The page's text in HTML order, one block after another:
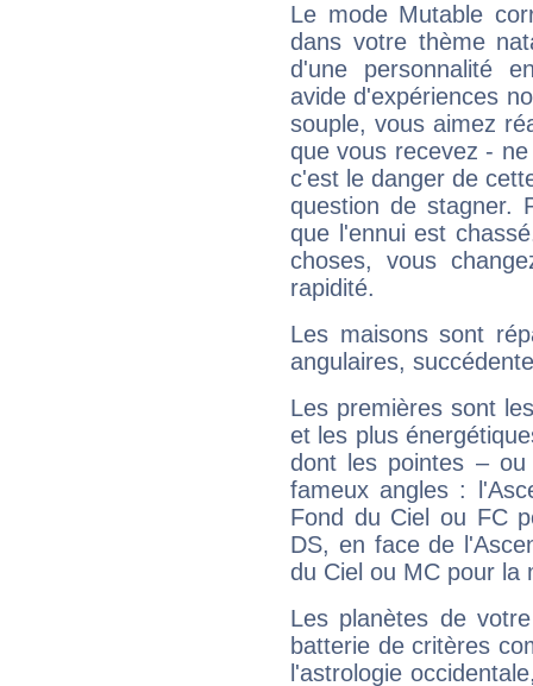
Le mode Mutable
dans votre thème
d'une personnalité
avide d'expériences
souple, vous aimez
que vous recevez -
c'est le danger de
question de stagner.
que l'ennui est
choses, vous
rapidité.
Les maisons sont
angulaires,
Les premières sont
et les plus
dont les pointes –
fameux angles :
Fond du Ciel ou FC
DS, en face de
du Ciel ou MC pour la
Les planètes de
batterie de critères
l'astrologie